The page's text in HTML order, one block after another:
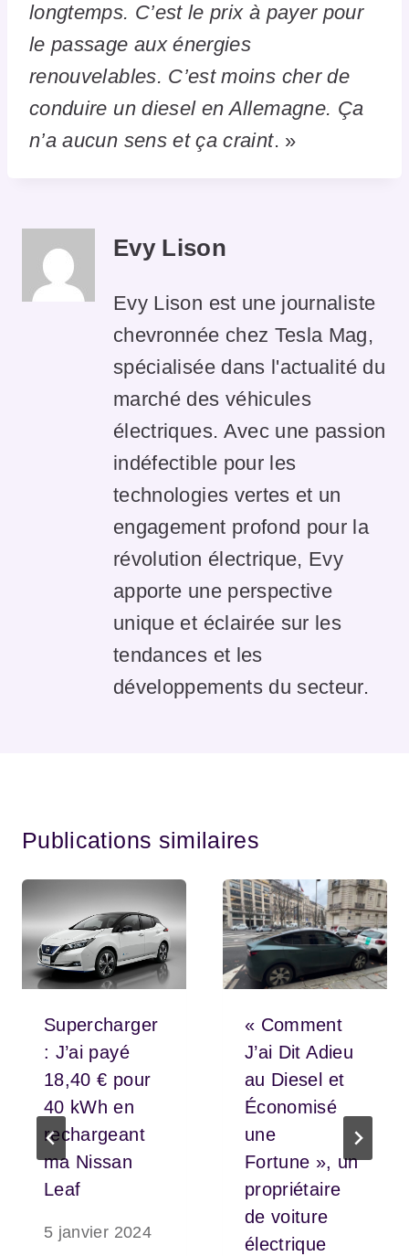
longtemps. C’est le prix à payer pour
le passage aux énergies
renouvelables. C’est moins cher de
conduire un diesel en Allemagne. Ça
n’a aucun sens et ça craint. »
Evy Lison
Evy Lison est une journaliste
chevronnée chez Tesla Mag,
spécialisée dans l'actualité du
marché des véhicules
électriques. Avec une passion
indéfectible pour les
technologies vertes et un
engagement profond pour la
révolution électrique, Evy
apporte une perspective
unique et éclairée sur les
tendances et les
développements du secteur.
Publications similaires
Supercharger
: J’ai payé
18,40 € pour
40 kWh en
rechargeant
ma Nissan
Leaf
5 janvier 2024
« Comment
J’ai Dit Adieu
au Diesel et
Économisé
une
Fortune », un
propriétaire
de voiture
électrique